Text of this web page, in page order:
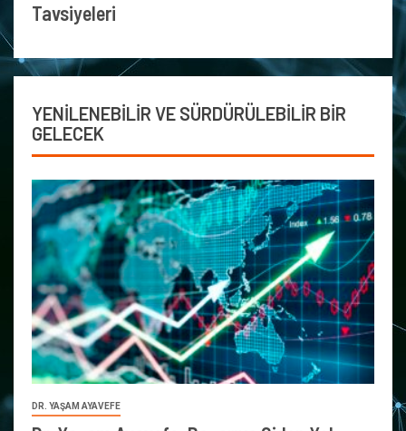
Tavsiyeleri
YENİLENEBİLİR VE SÜRDÜRÜLEBİLİR BİR
GELECEK
DR. YAŞAM AYAVEFE